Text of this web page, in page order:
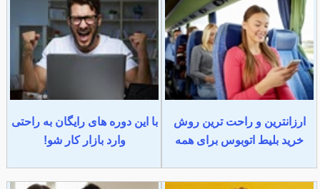
ارزانترین و راحت ترین روش
خرید بلیط اتوبوس برای همه
با این دوره های رایگان به راحتی
وارد بازار کار شو!